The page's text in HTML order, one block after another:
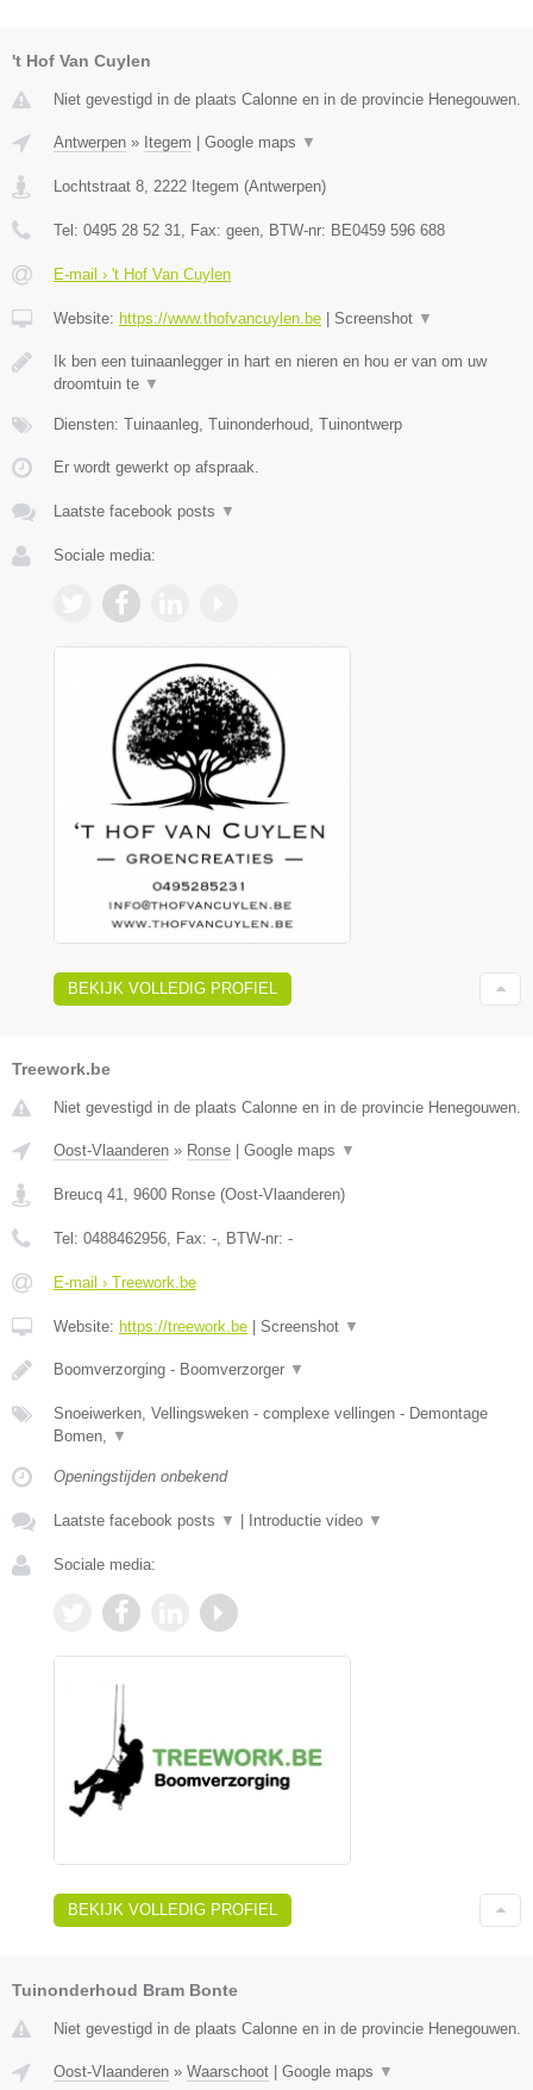
't Hof Van Cuylen
Niet gevestigd in de plaats Calonne en in de provincie Henegouwen.
Antwerpen » Itegem Google maps ▼
Lochtstraat 8 2222 Itegem (Antwerpen)
Tel: 0495 28 52 31 , Fax: geen , BTW-nr: BE0459 596 688
E-mail › 't Hof Van Cuylen
Website: https://www.thofvancuylen.be Screenshot ▼
Ik ben een tuinaanlegger in hart en nieren en hou er van om uw
droomtuin te ▼
Diensten: Tuinaanleg, Tuinonderhoud, Tuinontwerp
Er wordt gewerkt op afspraak.
Laatste facebook posts ▼
Sociale media:
BEKIJK VOLLEDIG PROFIEL
Treework.be
Niet gevestigd in de plaats Calonne en in de provincie Henegouwen.
Oost-Vlaanderen » Ronse Google maps ▼
Breucq 41 9600 Ronse (Oost-Vlaanderen)
Tel: 0488462956 , Fax: - , BTW-nr: -
E-mail › Treework.be
Website: https://treework.be Screenshot ▼
Boomverzorging - Boomverzorger ▼
Snoeiwerken, Vellingsweken - complexe vellingen - Demontage
Bomen,
▼
Openingstijden onbekend
Laatste facebook posts ▼ Introductie video ▼
Sociale media:
BEKIJK VOLLEDIG PROFIEL
Tuinonderhoud Bram Bonte
Niet gevestigd in de plaats Calonne en in de provincie Henegouwen.
Oost-Vlaanderen » Waarschoot Google maps ▼